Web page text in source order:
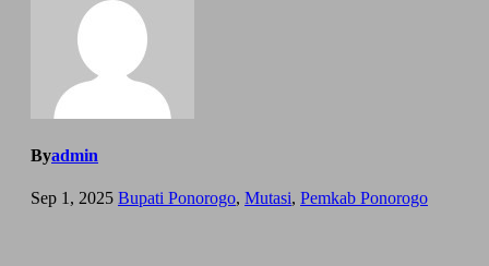
Byadmin
Sep 1, 2025 Bupati Ponorogo, Mutasi, Pemkab Ponorogo